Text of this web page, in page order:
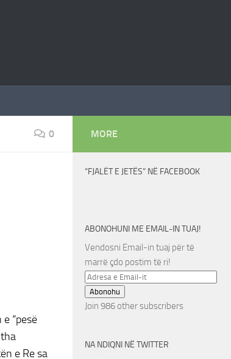
0
“pesë
e Re sa
MORE
“FJALËT E JETËS” NË FACEBOOK
ABONOHUNI ME EMAIL-IN TUAJ!
Vendosni Email-in tuaj për të
marrë çdo postim të ri!
Adresa
e
Email-
Abonohu
Join 986 other subscribers
NA NDIQNI NË TWITTER